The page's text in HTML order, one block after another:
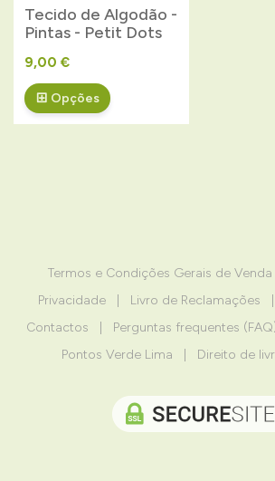
Tecido de Algodão -
Pintas - Petit Dots
9,00 €
Opções
Termos e Condições Gerais de Venda
Privacidade
Livro de Reclamações
Contactos
Perguntas frequentes
Pontos Verde Lima
Direito de